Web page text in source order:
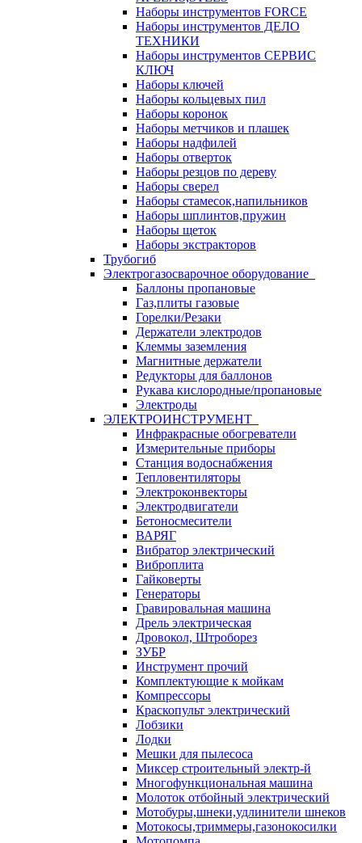
Наборы инструментов FORCE
Наборы инструментов ДЕЛО
ТЕХНИКИ
Наборы инструментов СЕРВИС
КЛЮЧ
Наборы ключей
Наборы кольцевых пил
Наборы коронок
Наборы метчиков и плашек
Наборы надфилей
Наборы отверток
Наборы резцов по дереву
Наборы сверел
Наборы стамесок,напильников
Наборы шплинтов,пружин
Наборы щеток
Наборы экстракторов
Трубогиб
Электрогазосварочное оборудование
Баллоны пропановые
Газ,плиты газовые
Горелки/Резаки
Держатели электродов
Клеммы заземления
Магнитные держатели
Редукторы для баллонов
Рукава кислородные/пропановые
Электроды
ЭЛЕКТРОИНСТРУМЕНТ
Инфракрасные обогреватели
Измерительные приборы
Станция водоснабжения
Тепловентиляторы
Электроконвекторы
Электродвигатели
Бетоносмесители
ВАРЯГ
Вибратор электрический
Виброплита
Гайковерты
Генераторы
Гравировальная машина
Дрель электрическая
Дровокол, Штроборез
ЗУБР
Инструмент прочий
Комплектующие к мойкам
Компрессоры
Краскопульт электрический
Лобзики
Лодки
Мешки для пылесоса
Миксер строительный электр-й
Многофункциональная машина
Молоток отбойный электрический
Мотобуры,шнеки,удлинители шнеков
Мотокосы,триммеры,газонокосилки